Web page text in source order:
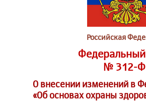
Российская
№ 312-
О внесении изменений в
«Об основах охраны